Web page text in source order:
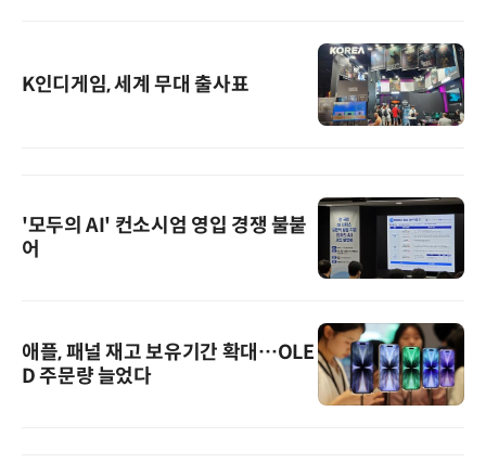
K인디게임, 세계 무대 출사표
'모두의 AI' 컨소시엄 영입 경쟁 불붙
어
애플, 패널 재고 보유기간 확대…OLE
D 주문량 늘었다